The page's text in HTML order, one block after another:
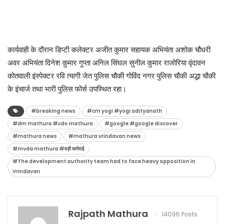
कार्यवाही के दौरान डिप्टी कलेक्टर अजीत कुमार सहायक अभियंता अशोक चौधरी
अवर अभियंता दिनेश कुमार गुप्ता अनिल सिंघल सुनील कुमार राजोरिया वृंदावन
कोतवाली इंस्पेक्टर रवि त्यागी जेत पुलिस चौकी गोविंद नगर पुलिस चौकी अद्धा चौकी
के इंचार्ज तथा भारी पुलिस फोर्स उपस्थित रहा।
#breaking news
#cm yogi #yogi adityanath
#dm mathura #cdo mathura
#google #google discover
#mathura news
#mathura vrindavan news
#mvda mathura #बड़ी कार्रवाई
#The development authority team had to face heavy opposition in
Vrindavan
Rajpath Mathura
14096 Posts